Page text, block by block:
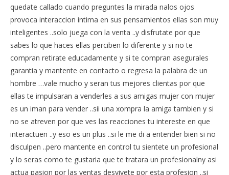
quedate callado cuando preguntes la mirada nalos ojos
provoca interaccion intima en sus pensamientos ellas son muy
inteligentes ..solo juega con la venta ..y disfrutate por que
sabes lo que haces ellas perciben lo diferente y si no te
compran retirate educadamente y si te compran asegurales
garantia y mantente en contacto o regresa la palabra de un
hombre …vale mucho y seran tus mejores clientas por que
ellas te impulsaran a venderles a sus amigas mujer con mujer
es un iman para vender ..sii una xompra la amiga tambien y si
no se atreven por que ves las reacciones tu intereste en que
interactuen ..y eso es un plus ..si le me di a entender bien si no
disculpen ..pero mantente en control tu sientete un profesional
y lo seras como te gustaria que te tratara un profesionalny asi
actua pasion por las ventas desvivete por esta profesion ..si